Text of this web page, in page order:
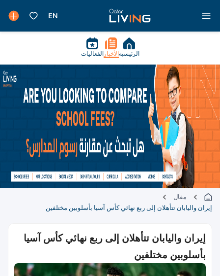
الرئيسية الأخبار الفعاليات
مقال
إيران واليابان تتأهلان إلى ربع نهائي كأس آسيا بأسلوبين مختلفين
إيران واليابان تتأهلان إلى ربع نهائي كأس آسيا
بأسلوبين مختلفين